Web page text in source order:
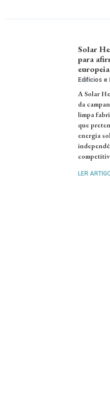
Solar
para
europeia
Edifícios e
A Solar
da
limpa
que
energia
LER